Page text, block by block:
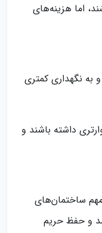
اما هزینه‌های
به نگهداری کمتری
داشته باشند و
مهم ساختمان‌های
و حفظ حریم